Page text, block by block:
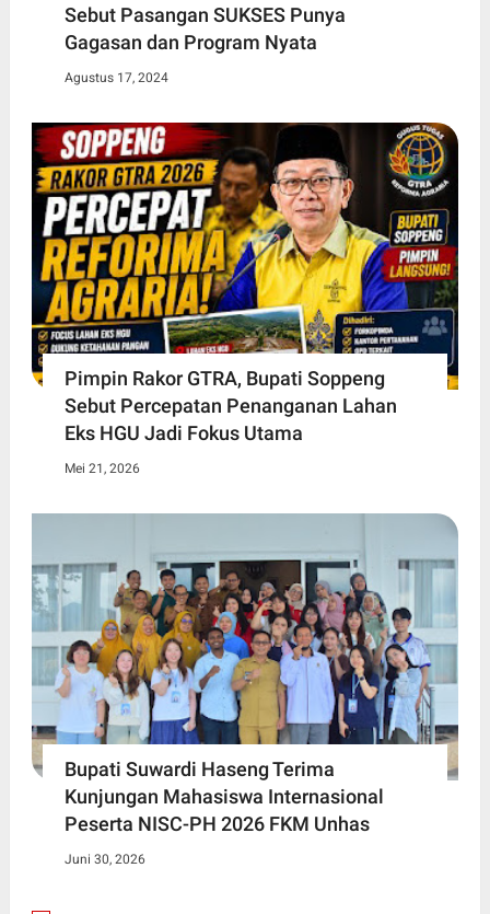
Sebut Pasangan SUKSES Punya
Gagasan dan Program Nyata
Agustus 17, 2024
Pimpin Rakor GTRA, Bupati Soppeng
Sebut Percepatan Penanganan Lahan
Eks HGU Jadi Fokus Utama
Mei 21, 2026
Bupati Suwardi Haseng Terima
Kunjungan Mahasiswa Internasional
Peserta NISC-PH 2026 FKM Unhas
Juni 30, 2026